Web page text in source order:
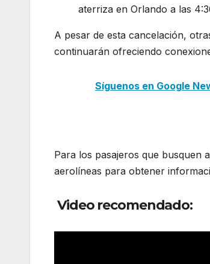
aterriza en Orlando a las
A pesar de esta cancelación,
continuarán ofreciendo
Síguenos en Google
Para los pasajeros que busquen
aerolíneas para obtener
Video recomendado: